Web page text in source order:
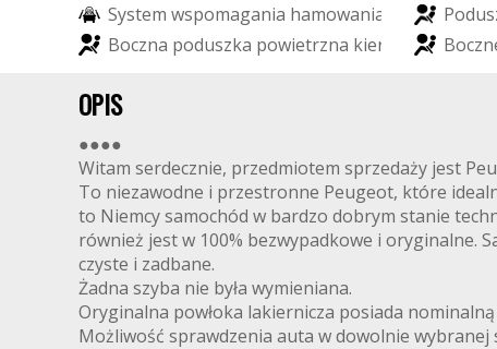
System wspomagania hamowania Podus
Boczna poduszka powietrzna kier y Boczn
OPIS
●●●●
Witam serdecznie, przedmiotem sprzedaży jest
To niezawodne i przestronne Peugeot, które
to Niemcy samochód w bardzo dobrym stanie
również jest w 100% bezwypadkowe i oryginalne.
czyste i zadbane.
Żadna szyba nie była wymieniana.
Oryginalna powłoka lakiernicza posiada
Możliwość sprawdzenia auta w dowolnie